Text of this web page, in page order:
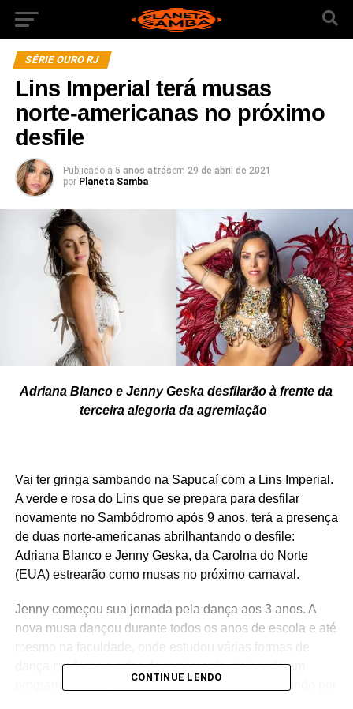
SÉRIE OURO RJ
Lins Imperial terá musas
norte-americanas no próximo
desfile
Publicado a 5 anos atrásem 29 de abril de 2021
por Planeta Samba
Adriana Blanco e Jenny Geska desfilarão à frente da
terceira alegoria da agremiação
Vai ter gringa sambando na Sapucaí com a Lins Imperial.
A verde e rosa do Lins que se prepara para desfilar
novamente no Sambódromo após 9 anos, terá a presença
de duas norte-americanas abrilhantando o desfile:
Adriana Blanco e Jenny Geska, da Carolna do Norte
(EUA) estrearão como musas no próximo carnaval.
Jenny começou sua jornada pela dança aos 3 anos. A
nova musa dançou durante todos os anos de escola e até
mesmo na faculdade, onde estudou várias formas de
dança moderna e artes do movimento, treinando em
programas avançados no Boston Ballet e trabalhando por
CONTINUE LENDO